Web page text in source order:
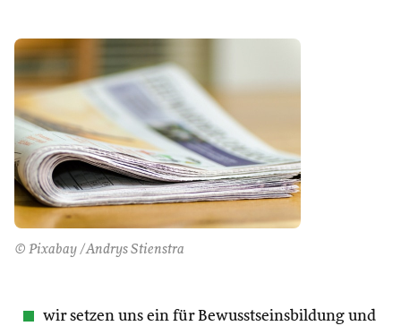
© Pixabay /Andrys Stienstra
wir setzen uns ein für Bewusstseinsbildung und